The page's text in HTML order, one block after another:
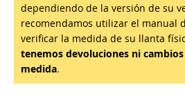
dependiendo de la versión de su
recomendamos utilizar el manual
verificar la medida de su llanta
tenemos devoluciones ni
medida.